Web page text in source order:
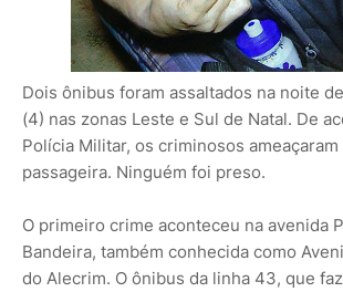
Dois ônibus foram assaltados na noite
(4) nas zonas Leste e Sul de Natal. De
Polícia Militar, os criminosos ameaçaram
passageira. Ninguém foi preso.
O primeiro crime aconteceu na avenida
Bandeira, também conhecida como
do Alecrim. O ônibus da linha 43, que